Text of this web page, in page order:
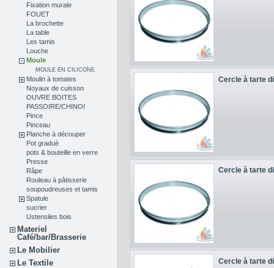
Fixation murale
FOUET
La brochette
La table
Les tamis
Louche
Moule
MOULE EN CILICONE
Moulin à tomates
Noyaux de cuisson
OUVRE BOITES
PASSOIRE/CHINOI
Pince
Pinceau
Planche à découper
Pot gradué
pots & bouteille en verre
Presse
Râpe
Rouleau à pâtisserie
soupoudreuses et tamis
Spatule
sucrier
Ustensiles bois
Materiel
Café/bar/Brasserie
Le Mobilier
Le Textile
Cercle à tarte
Cercle à tarte
Cercle à tarte